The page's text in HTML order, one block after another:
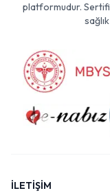
platformudur.
İLETİŞİM